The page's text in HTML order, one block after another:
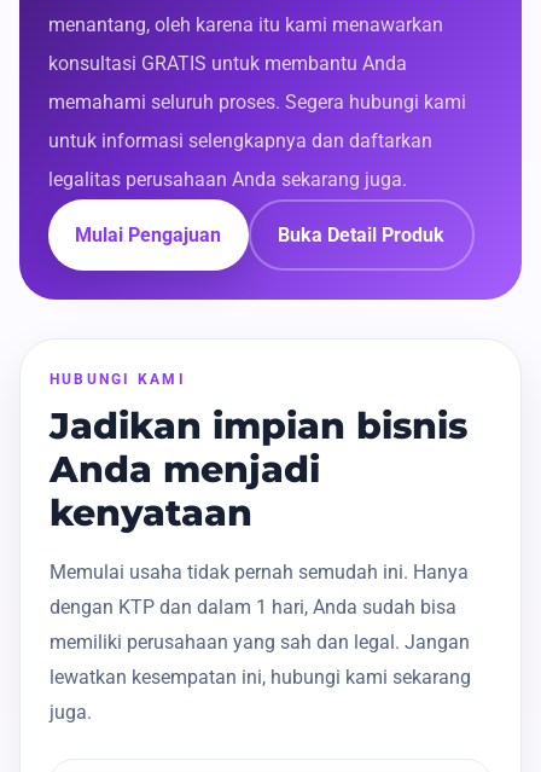
menantang, oleh karena itu kami menawarkan
konsultasi GRATIS untuk membantu Anda
memahami seluruh proses. Segera hubungi kami
untuk informasi selengkapnya dan daftarkan
legalitas perusahaan Anda sekarang juga.
Mulai Pengajuan Buka Detail Produk
HUBUNGI KAMI
Jadikan impian bisnis
Anda menjadi
kenyataan
Memulai usaha tidak pernah semudah ini. Hanya
dengan KTP dan dalam 1 hari, Anda sudah bisa
memiliki perusahaan yang sah dan legal. Jangan
lewatkan kesempatan ini, hubungi kami sekarang
juga.